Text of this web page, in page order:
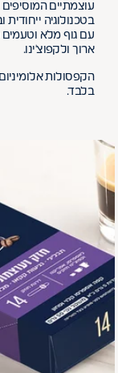
עוצמתיים
בטכנולוגיה
עם גוף מלא וטעמים
ארוך ולקפוצ'ינו.
בלבד.